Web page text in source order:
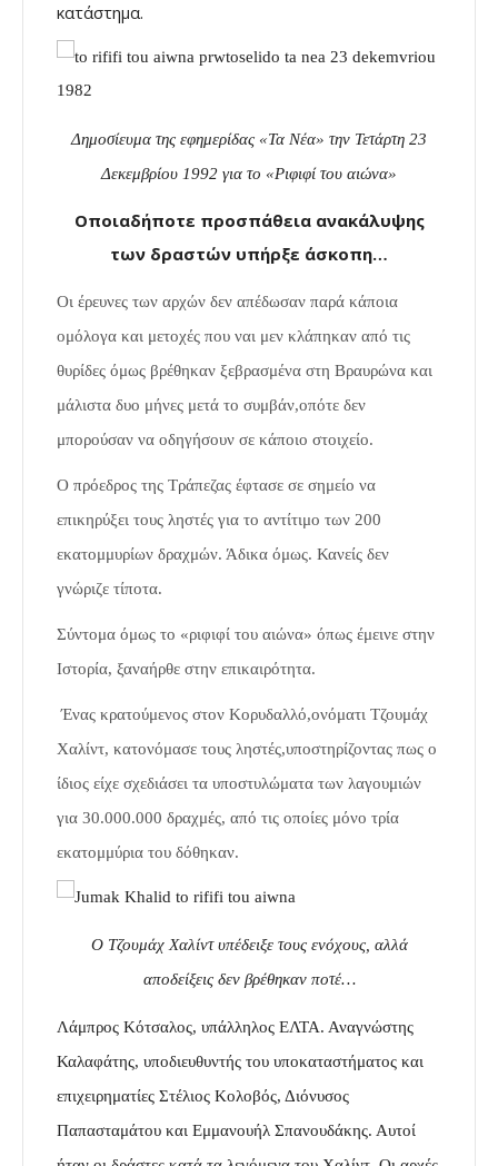
κατάστημα.
Δημοσίευμα της εφημερίδας «Τα Νέα» την Τετάρτη 23
Δεκεμβρίου 1992 για το «Ριφιφί του αιώνα»
Οποιαδήποτε προσπάθεια ανακάλυψης
των δραστών υπήρξε άσκοπη…
Οι έρευνες των αρχών δεν απέδωσαν παρά κάποια
ομόλογα και μετοχές που ναι μεν κλάπηκαν από τις
θυρίδες όμως βρέθηκαν ξεβρασμένα στη Βραυρώνα και
μάλιστα δυο μήνες μετά το συμβάν,οπότε δεν
μπορούσαν να οδηγήσουν σε κάποιο στοιχείο.
Ο πρόεδρος της Τράπεζας έφτασε σε σημείο να
επικηρύξει τους ληστές για το αντίτιμο των 200
εκατομμυρίων δραχμών. Άδικα όμως. Κανείς δεν
γνώριζε τίποτα.
Σύντομα όμως το «ριφιφί του αιώνα» όπως έμεινε στην
Ιστορία, ξαναήρθε στην επικαιρότητα.
Ένας κρατούμενος στον Κορυδαλλό,ονόματι Τζουμάχ
Χαλίντ, κατονόμασε τους ληστές,υποστηρίζοντας πως ο
ίδιος είχε σχεδιάσει τα υποστυλώματα των λαγουμιών
για 30.000.000 δραχμές, από τις οποίες μόνο τρία
εκατομμύρια του δόθηκαν.
Ο Τζουμάχ Χαλίντ υπέδειξε τους ενόχους, αλλά
αποδείξεις δεν βρέθηκαν ποτέ…
Λάμπρος Κότσαλος, υπάλληλος ΕΛΤΑ. Αναγνώστης
Καλαφάτης, υποδιευθυντής του υποκαταστήματος και
επιχειρηματίες Στέλιος Κολοβός, Διόνυσος
Παπασταμάτου και Εμμανουήλ Σπανουδάκης. Αυτοί